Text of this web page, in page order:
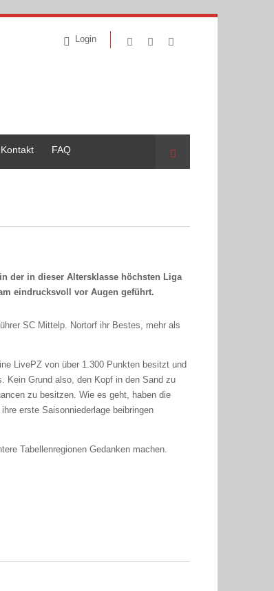
Login
Kontakt FAQ Suche
der in dieser Altersklasse höchsten Liga
eindrucksvoll vor Augen geführt.
SC Mittelp. Nortorf ihr Bestes, mehr als
LivePZ von über 1.300 Punkten besitzt und
Kein Grund also, den Kopf in den Sand zu
zu besitzen. Wie es geht, haben die
erste Saisonniederlage beibringen
Tabellenregionen Gedanken machen.